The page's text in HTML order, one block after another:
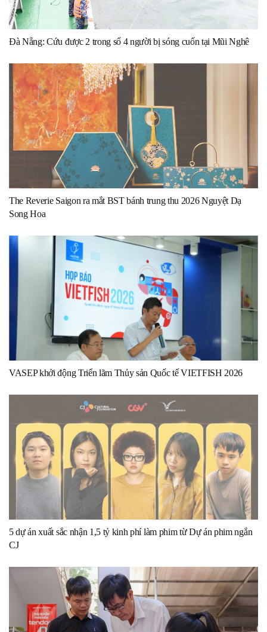
Đà Nẵng: Cứu được 2 trong số 4 người bị sóng cuốn tại Mũi Nghê
The Reverie Saigon ra mắt BST bánh trung thu 2026 Nguyệt Dạ
Song Hoa
VASEP khởi động Triển lãm Thủy sản Quốc tế VIETFISH 2026
5 dự án xuất sắc nhận 1,5 tỷ kinh phí làm phim từ Dự án phim ngắn
CJ